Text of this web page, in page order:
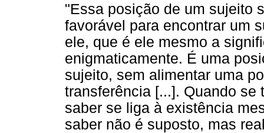
"Essa posição de um sujeito
favorável para encontrar um
ele, que é ele mesmo a
enigmaticamente. É uma
sujeito, sem alimentar uma
transferência [...]. Quando
saber se liga à existência
saber não é suposto, mas